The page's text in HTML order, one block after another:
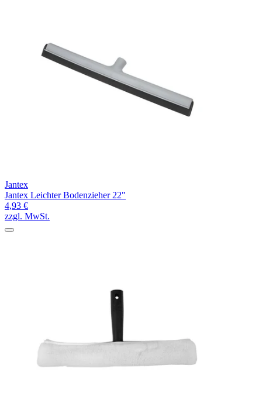
Jantex
Jantex Leichter Bodenzieher 22"
4,93 €
zzgl. MwSt.